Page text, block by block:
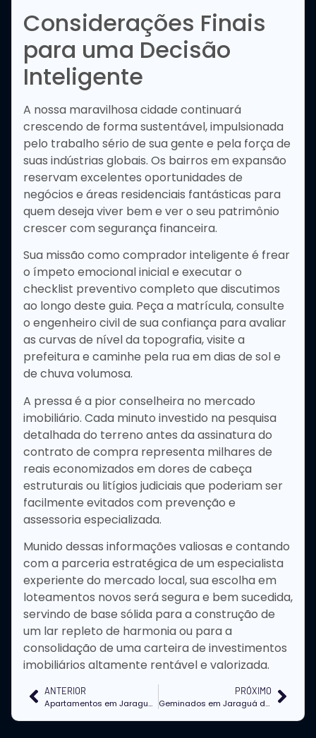
Considerações Finais
para uma Decisão
Inteligente
A nossa maravilhosa cidade continuará
crescendo de forma sustentável, impulsionada
pelo trabalho sério de sua gente e pela força de
suas indústrias globais. Os bairros em expansão
reservam excelentes oportunidades de
negócios e áreas residenciais fantásticas para
quem deseja viver bem e ver o seu patrimônio
crescer com segurança financeira.
Sua missão como comprador inteligente é frear
o ímpeto emocional inicial e executar o
checklist preventivo completo que discutimos
ao longo deste guia. Peça a matrícula, consulte
o engenheiro civil de sua confiança para avaliar
as curvas de nível da topografia, visite a
prefeitura e caminhe pela rua em dias de sol e
de chuva volumosa.
A pressa é a pior conselheira no mercado
imobiliário. Cada minuto investido na pesquisa
detalhada do terreno antes da assinatura do
contrato de compra representa milhares de
reais economizados em dores de cabeça
estruturais ou litígios judiciais que poderiam ser
facilmente evitados com prevenção e
assessoria especializada.
Munido dessas informações valiosas e contando
com a parceria estratégica de um especialista
experiente do mercado local, sua escolha em
loteamentos novos será segura e bem sucedida,
servindo de base sólida para a construção de
um lar repleto de harmonia ou para a
consolidação de uma carteira de investimentos
imobiliários altamente rentável e valorizada.
ANTERIOR
Apartamentos em Jaraguá do Sul: pontos que o comprador costuma ignorar na visita
PRÓXIMO
Geminados em Jaraguá do Sul: quando esse tipo de imóvel vale a pena para morar?